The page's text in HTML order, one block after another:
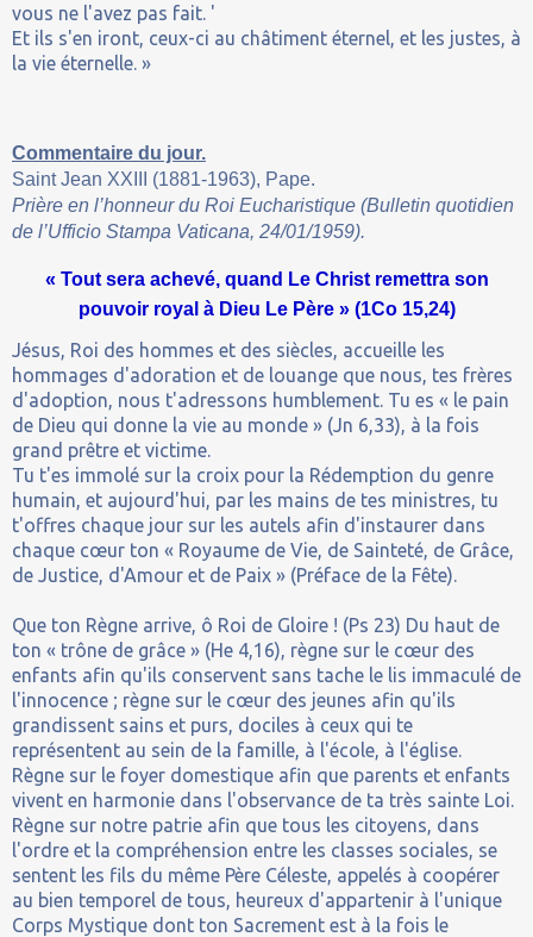
vous ne l'avez pas fait. '
Et ils s'en iront, ceux-ci au châtiment éternel, et les justes, à
la vie éternelle. »
Commentaire du jour.
Saint Jean XXIII (1881-1963), Pape.
Prière en l’honneur du Roi Eucharistique (Bulletin quotidien
de l’Ufficio Stampa Vaticana, 24/01/1959).
« Tout sera achevé, quand Le Christ remettra son
pouvoir royal à Dieu Le Père » (1Co 15,24)
Jésus, Roi des hommes et des siècles, accueille les
hommages d'adoration et de louange que nous, tes frères
d'adoption, nous t'adressons humblement. Tu es « le pain
de Dieu qui donne la vie au monde » (Jn 6,33), à la fois
grand prêtre et victime.
Tu t'es immolé sur la croix pour la Rédemption du genre
humain, et aujourd'hui, par les mains de tes ministres, tu
t'offres chaque jour sur les autels afin d'instaurer dans
chaque cœur ton « Royaume de Vie, de Sainteté, de Grâce,
de Justice, d'Amour et de Paix » (Préface de la Fête).
Que ton Règne arrive, ô Roi de Gloire ! (Ps 23) Du haut de
ton « trône de grâce » (He 4,16), règne sur le cœur des
enfants afin qu'ils conservent sans tache le lis immaculé de
l'innocence ; règne sur le cœur des jeunes afin qu'ils
grandissent sains et purs, dociles à ceux qui te
représentent au sein de la famille, à l'école, à l'église.
Règne sur le foyer domestique afin que parents et enfants
vivent en harmonie dans l'observance de ta très sainte Loi.
Règne sur notre patrie afin que tous les citoyens, dans
l'ordre et la compréhension entre les classes sociales, se
sentent les fils du même Père Céleste, appelés à coopérer
au bien temporel de tous, heureux d'appartenir à l'unique
Corps Mystique dont ton Sacrement est à la fois le